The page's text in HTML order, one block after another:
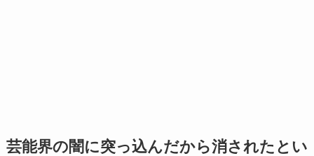
芸能界の闇に突っ込んだから消されたとい